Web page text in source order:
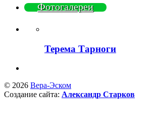
Фотогалереи
Терема Тарноги
© 2026 Вера-Эском
Создание сайта: Александр Старков